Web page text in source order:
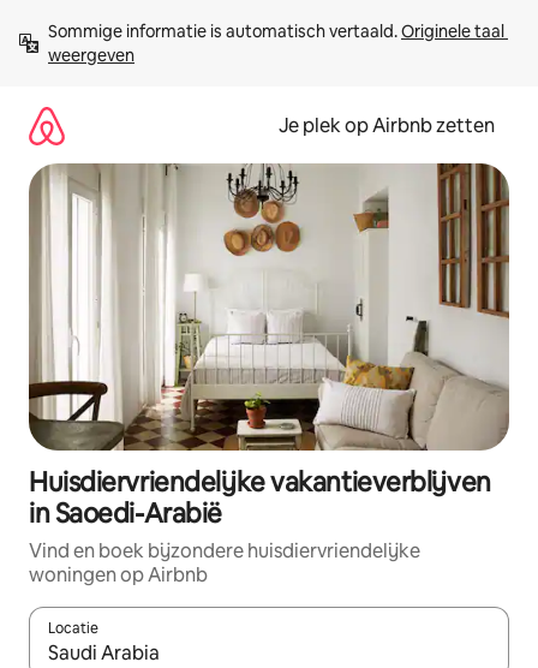
direct
naar
Sommige informatie is automatisch vertaald. Originele taal
weergeven
Je plek op Airbnb zetten
Huisdiervriendelijke vakantieverblijven
in Saoedi-Arabië
Vind en boek bijzondere huisdiervriendelijke
woningen op Airbnb
Locatie
Wanneer er resultaten beschikbaar zijn, maak je een keuze